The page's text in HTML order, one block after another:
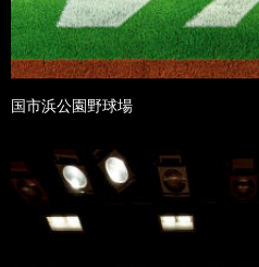
国市浜公園野球場